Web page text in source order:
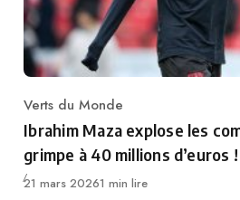
Category
Verts du Monde
Ibrahim Maza explose les
grimpe à 40 millions d’euros !
Publié
21 mars 20261 min lire